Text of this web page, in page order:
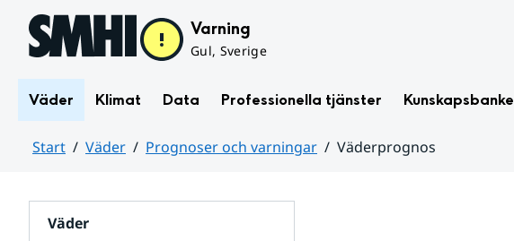
Hoppa till sidans innehåll Varning
Gul, Sverige
Väder Klimat Data Professionella tjänster
Start Väder Prognoser och varningar
Väderprognos
Väder
för
varningar